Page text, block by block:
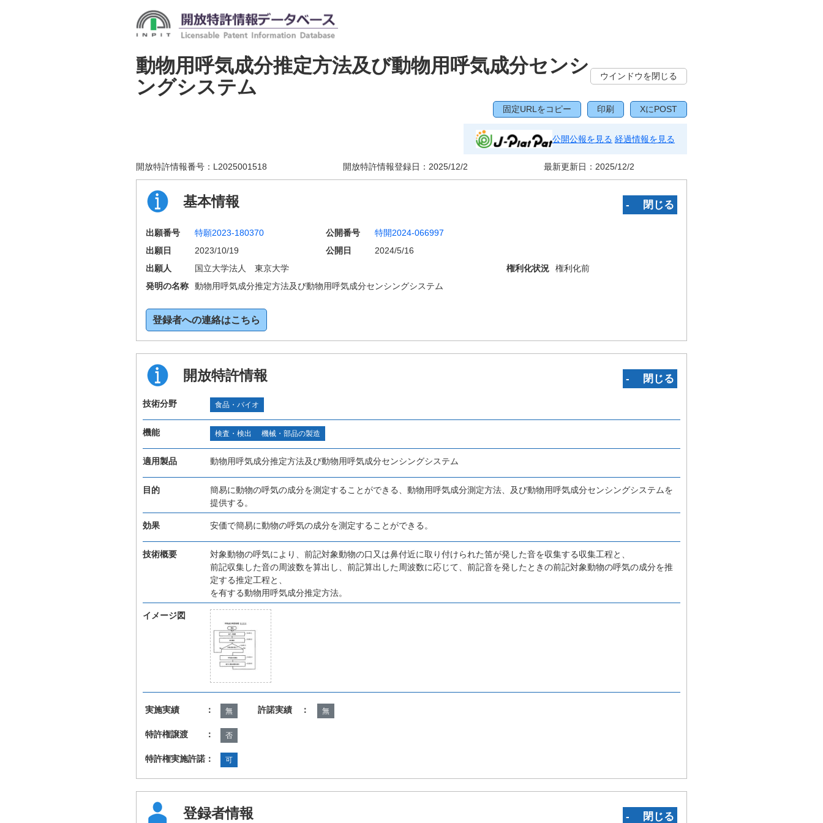
動物用呼気成分推定方法及び動物用呼気成分センシ
ングシステム
ウインドウを閉じる
固定URLをコピー 印刷 XにPOST
公開公報を見る 経過情報を見る
開放特許情報番号： L2025001518 開放特許情報登録日： 2025/12/2 最新更新日： 2025/12/2
基本情報 ‐ 閉じる
出願番号 特願2023-180370 公開番号
特開2024-066997
出願日
2023/10/19 公開日
2024/5/16
出願人
国立大学法人 東京大学 権利化状況
権利化前
発明の名称
動物用呼気成分推定方法及び動物用呼気成分センシングシステム
登録者への連絡はこちら
開放特許情報 ‐ 閉じる
技術分野 食品・バイオ
機能 検査・検出 機械・部品の製造
適用製品 動物用呼気成分推定方法及び動物用呼気成分センシングシステム
目的
簡易に動物の呼気の成分を測定することができる、動物用呼気成分測定方法、及び動物用呼気成分センシングシステムを
提供する。
効果 安価で簡易に動物の呼気の成分を測定することができる。
技術概要
対象動物の呼気により、前記対象動物の口又は鼻付近に取り付けられた笛が発した音を収集する収集工程と、
前記収集した音の周波数を算出し、前記算出した周波数に応じて、前記音を発したときの前記対象動物の呼気の成分を推
定する推定工程と、
を有する動物用呼気成分推定方法。
イメージ図
実施実績 ： 無 許諾実績 ： 無
特許権譲渡 ： 否
特許権実施許諾： 可
登録者情報 ‐ 閉じる